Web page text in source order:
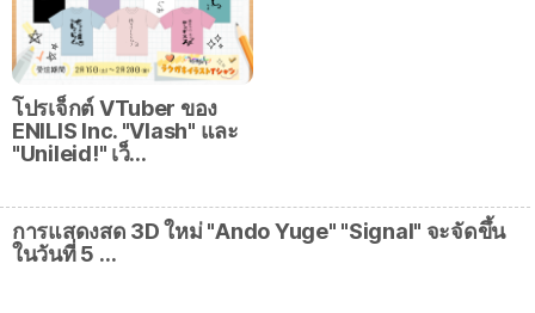
โปรเจ็กต์ VTuber ของ
ENILIS Inc. "Vlash" และ
"Unileid!" เว็…
การแสดงสด 3D ใหม่ "Ando Yuge" "Signal" จะจัดขึ้น
ในวันที่ 5 …